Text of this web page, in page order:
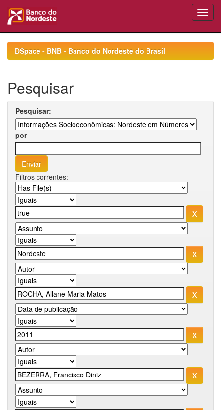
navigationDSpace - BNB - Banco do Nordeste do Brasil
Pesquisar
Pesquisar:
por
Filtros correntes: